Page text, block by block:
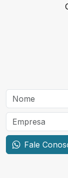
Fale